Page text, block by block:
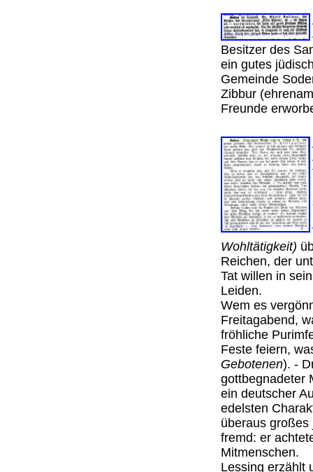
Besitzer des
ein gutes
Gemeinde
Zibbur
Freunde
Wohltätigkeit)
Reichen, der
Tat willen in
Leiden.
Wem es
Freitagabend,
fröhliche
Feste feiern,
Gebotenen). -
gottbegnadeter
ein deutscher
edelsten
überaus
fremd: er
Mitmenschen.
Lessing erzählt